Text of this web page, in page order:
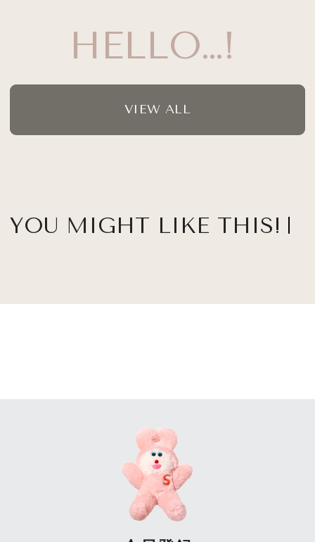
HELLO…!
VIEW ALL
YOU MIGHT LIKE THIS!